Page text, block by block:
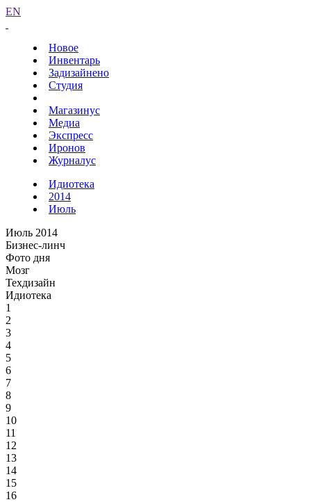
EN
Новое
Инвентарь
Задизайнено
Студия
Магазинус
Медиа
Экспресс
Иронов
Журналус
Идиотека
2014
Июль
Июль 2014
Бизнес-линч
Фото дня
Мозг
Техдизайн
Идиотека
1
2
3
4
5
6
7
8
9
10
11
12
13
14
15
16